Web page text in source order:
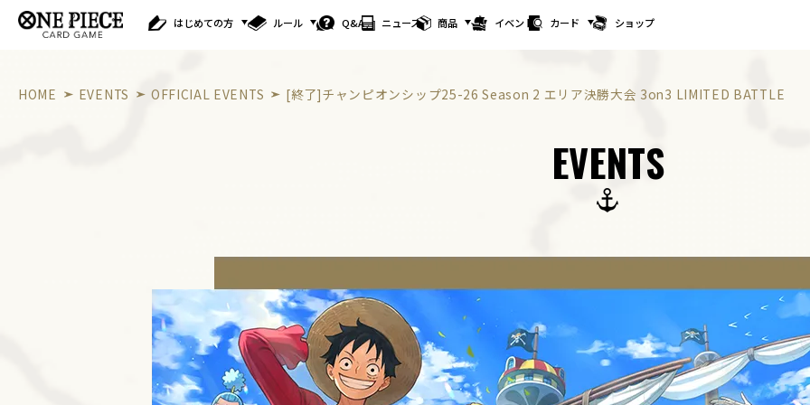
はじめての方 ルール Q&A ニュース 商品 イベント カード ショップ
HOME EVENTS OFFICIAL EVENTS [終了]チャンピオンシップ25-26 Season 2 エリア決勝大会 3on3 LIMITED BATTLE
EVENTS